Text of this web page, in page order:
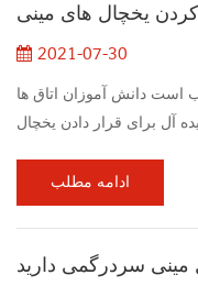
یخچال و فریزر ...
یخچال های مینی
2021-07-30
است دانش آموزان اتاق ها
آل برای قرار دادن یخچال
اصلی یخچال درست مثل شما
به طور منظم تمیز می شود تا
شما نی...
ادامه مطلب
مینی سردرگمی دارید